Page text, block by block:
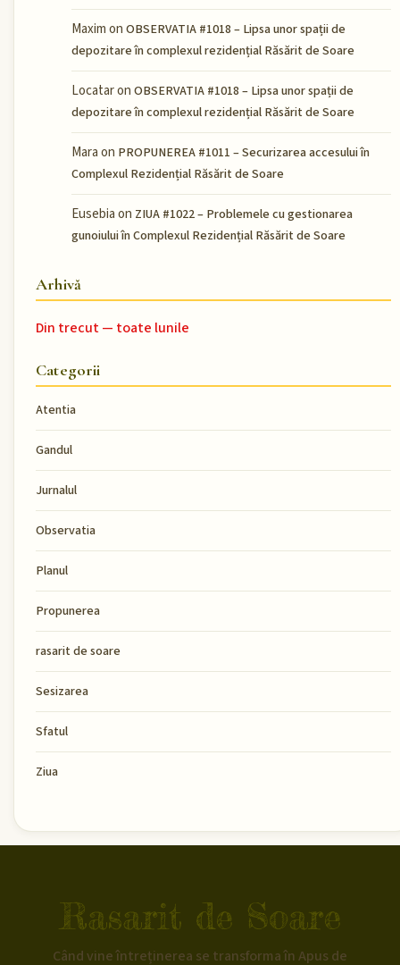
Maximon OBSERVATIA #1018 – Lipsa unor spații de
depozitare în complexul rezidențial Răsărit de Soare
Locataron OBSERVATIA #1018 – Lipsa unor spații de
depozitare în complexul rezidențial Răsărit de Soare
Maraon PROPUNEREA #1011 – Securizarea accesului în
Complexul Rezidențial Răsărit de Soare
Eusebiaon ZIUA #1022 – Problemele cu gestionarea
gunoiului în Complexul Rezidențial Răsărit de Soare
Arhivă
Din trecut — toate lunile
Categorii
Atentia
Gandul
Jurnalul
Observatia
Planul
Propunerea
rasarit de soare
Sesizarea
Sfatul
Ziua
Rasarit de Soare
Când vine întreținerea se transforma în Apus de